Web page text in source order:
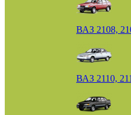
ВАЗ 2108,
ВАЗ 2110,